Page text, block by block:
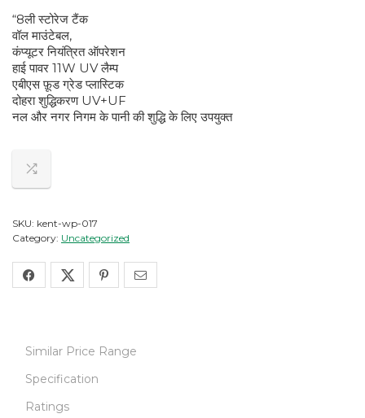
“8ली स्टोरेज टैंक
वॉल माउंटेबल,
कंप्यूटर नियंत्रित ऑपरेशन
हाई पावर 11W UV लैम्प
एबीएस फ़ूड ग्रेड प्लास्टिक
दोहरा शुद्धिकरण UV+UF
नल और नगर निगम के पानी की शुद्धि के लिए उपयुक्त
SKU: kent-wp-017
Category: Uncategorized
Similar Price Range
Specification
Ratings